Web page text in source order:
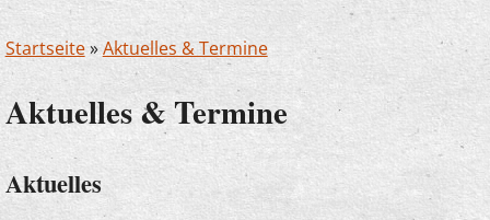
Startseite»Aktuelles & Termine
Aktuelles & Termine
Aktuelles